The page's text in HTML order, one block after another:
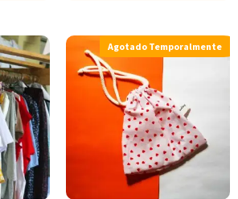
Agotado Temporalmente